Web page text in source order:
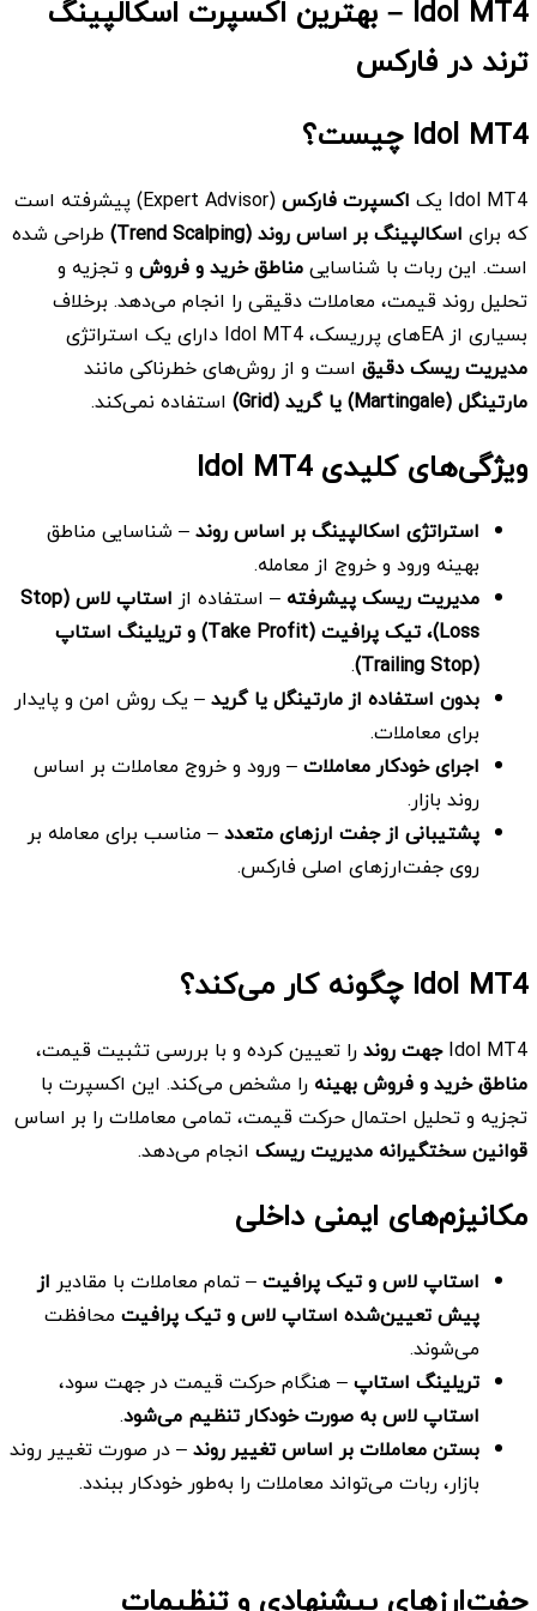
Idol MT4
–بهترین اکسپرت اسکالپینگ
ترند در فارکس
Idol MT4 چیست؟
Idol MT4 یک اکسپرت فارکس
(Expert Advisor) پیشرفته است
که برای اسکالپینگ بر اساس روند(
Trend Scalping) طراحی شده
است. این ربات با شناساییمناطق خرید و فروش و تجزیه و
تحلیل روند قیمت، معاملات دقیقی را انجام می‌دهد. برخلاف
بسیاری از EA‌های پرریسک، Idol MT4 دارای یک استراتژی
مدیریت ریسک دقیق است و از روش‌های خطرناکی مانند
مارتینگل(Martingale) یا گرید (Grid) استفاده نمی‌کند.
ویژگی‌های کلیدیIdol MT4
استراتژی اسکالپینگ بر اساس روند– شناسایی مناطق
بهینه ورود و خروج از معامله.
مدیریت ریسک پیشرفته – استفاده از استاپ لاس (Stop
Loss)، تیک پرافیت
(Take Profit) و تریلینگ استاپ
(Trailing Stop)
.
بدون استفاده از مارتینگل یا گرید– یک روش امن و پایدار
برای معاملات.
اجرای خودکار معاملات– ورود و خروج معاملات بر اساس
روند بازار.
پشتیبانی از جفت ارزهای متعدد– مناسب برای معامله بر
روی جفت‌ارزهای اصلی فارکس.
Idol MT4 چگونه کار می‌کند؟
Idol MT4 جهت روندرا تعیین کرده و با بررسی تثبیت قیمت،
مناطق خرید و فروش بهینه را مشخص می‌کند. این اکسپرت با
تجزیه و تحلیل احتمال حرکت قیمت، تمامی معاملات را بر اساس
قوانین سختگیرانه مدیریت ریسک انجام می‌دهد.
مکانیزم‌های ایمنی داخلی
استاپ لاس و تیک پرافیت– تمام معاملات با مقادیر از
پیش تعیین‌شده استاپ لاس و تیک پرافیت محافظت
می‌شوند.
تریلینگ استاپ– هنگام حرکت قیمت در جهت سود،
استاپ لاس به صورت خودکار تنظیم می‌شود.
بستن معاملات بر اساس تغییر روند– در صورت تغییر روند
بازار، ربات می‌تواند معاملات را به‌طور خودکار ببندد.
جفت‌ارزهای پیشنهادی و تنظیمات